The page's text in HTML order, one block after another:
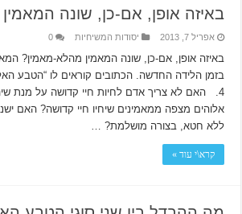
באיזה אופן, אם-כן, שונה
אפריל 7, 2013 יסודות המשיחיות 0
באיזה אופן, אם-כן, שונה המאמין מהלא-מאמין?
בזמן הלידה החדשה. הכתובים קוראים לו “הטבע
4. האם לא צריך אדם לחיות חיי קדושה על מנת
אלוהים מצפה ממאמינים שיחיו חיי קדושה? האם
ללא חטא, בצורה מושלמת? …
קרא\י עוד »